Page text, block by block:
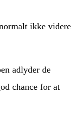
ikke videre
adlyder de
chance for at